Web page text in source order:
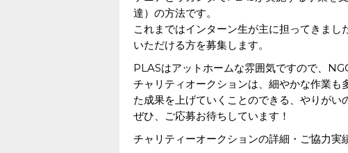
達）の方法です。
これまではインターン生が主に担ってきま
いただける方を募集します。
PLASはアットホームな雰囲気ですので、
チャリティオークションは、細やかな作業も
た成果を上げていくことのできる、やりがい
ぜひ、ご応募お待ちしています！
チャリティーオークションの詳細・ご協力実